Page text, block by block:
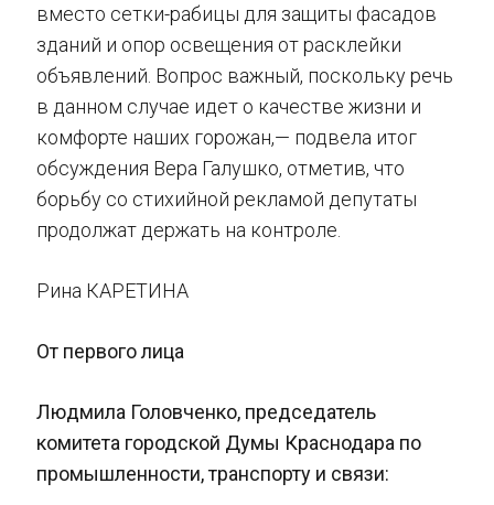
вместо сетки-рабицы для защиты фасадов
зданий и опор освещения от расклейки
объявлений. Вопрос важный, поскольку речь
в данном случае идет о качестве жизни и
комфорте наших горожан,— подвела итог
обсуждения Вера Галушко, отметив, что
борьбу со стихийной рекламой депутаты
продолжат держать на контроле.
Рина КАРЕТИНА
От первого лица
Людмила Головченко, председатель
комитета городской Думы Краснодара по
промышленности, транспорту и связи: